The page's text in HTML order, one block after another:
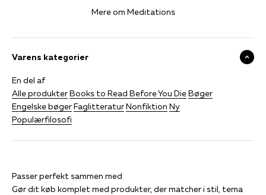
Mere om Meditations
Varens kategorier
En del af
Alle produkterBooks to Read Before You DieBøger
Engelske bøgerFaglitteraturNonfiktion Ny
Populærfilosofi
Gør dit køb komplet med produkter, der matcher i stil, tema